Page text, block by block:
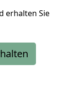
erhalten Sie